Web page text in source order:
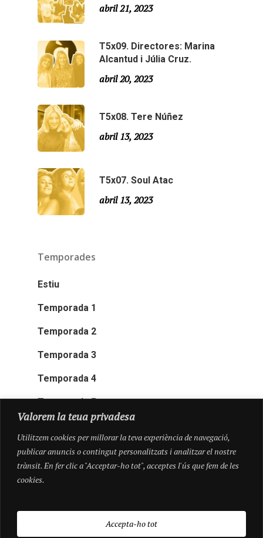
Valorem la teua privadesa
Utilitzem cookies per millorar la teva experiència de navegació,
publicar anuncis o contingut personalitzats i analitzar el nostre
trànsit. En fer clic a "Acceptar-ho tot", acceptes l'ús que fem de les
cookies.
Accepta-ho tot
abril 21, 2023
T5x09. Directores: Marina
Alcantud i Júlia Cruz.
abril 20, 2023
T5x08. Tere Núñez
abril 13, 2023
T5x07. Soul Atac
abril 13, 2023
Temporades
Estiu
Temporada 1
Temporada 2
Temporada 3
Temporada 4
Temporada 5
Temporada 4
Temporada 2
Agraïments
Monty Peiró